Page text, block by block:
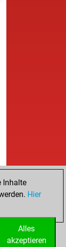
Inhalte
Hier
Alles
akzeptieren